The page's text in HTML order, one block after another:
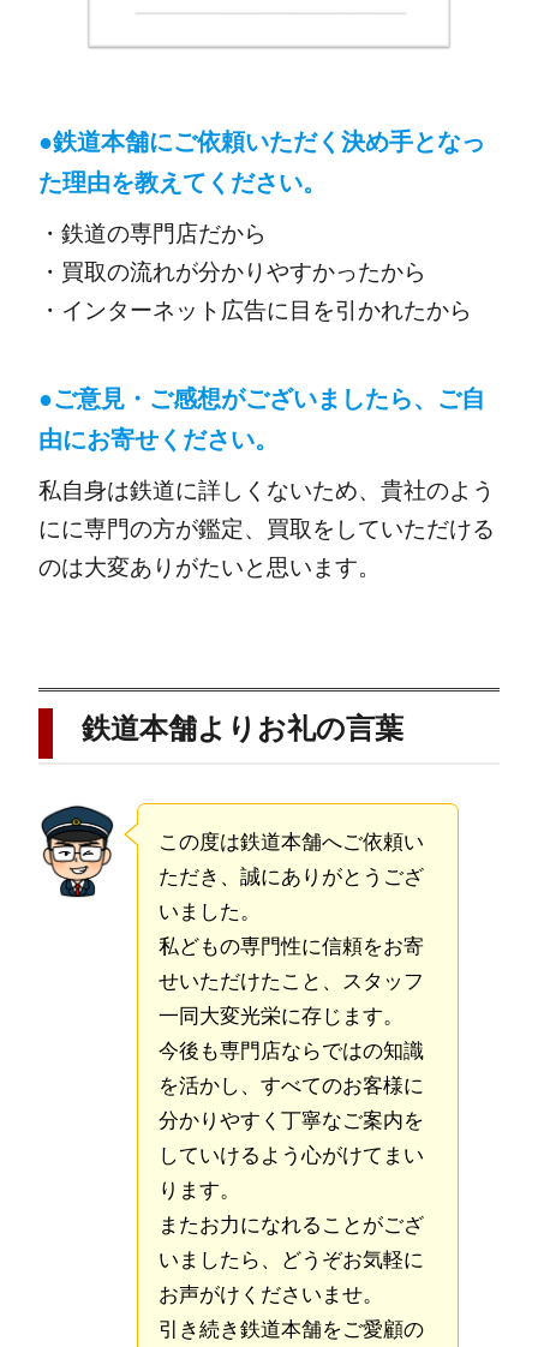
●鉄道本舗にご依頼いただく決め手となっ
た理由を教えてください。
・鉄道の専門店だから
・買取の流れが分かりやすかったから
・インターネット広告に目を引かれたから
●ご意見・ご感想がございましたら、ご自
由にお寄せください。
私自身は鉄道に詳しくないため、貴社のよう
にに専門の方が鑑定、買取をしていただける
のは大変ありがたいと思います。
鉄道本舗よりお礼の言葉
この度は鉄道本舗へご依頼い
ただき、誠にありがとうござ
いました。
私どもの専門性に信頼をお寄
せいただけたこと、スタッフ
一同大変光栄に存じます。
今後も専門店ならではの知識
を活かし、すべてのお客様に
分かりやすく丁寧なご案内を
していけるよう心がけてまい
ります。
またお力になれることがござ
いましたら、どうぞお気軽に
お声がけくださいませ。
引き続き鉄道本舗をご愛顧の